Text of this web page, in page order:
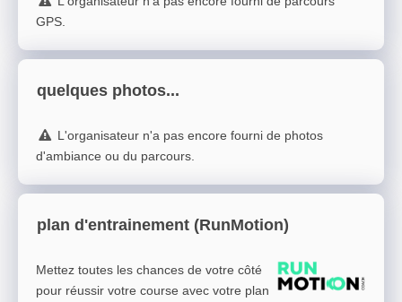
GPS.
quelques photos...
L'organisateur n'a pas encore fourni de photos
d'ambiance ou du parcours.
plan d'entrainement (RunMotion)
Mettez toutes les chances de votre côté
pour réussir votre course avec votre plan